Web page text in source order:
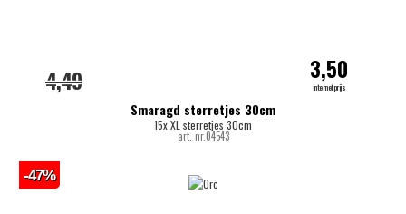
Smaragd sterretjes 30cm
15x XL sterretjes 30cm
art. nr.04543
4,49 3,50
internetprijs
-47%